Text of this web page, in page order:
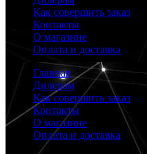
Как совершить заказ
Контакты
О магазине
Оплата и доставка
Главная
Дилерам
Как совершить заказ
Контакты
О магазине
Оплата и доставка